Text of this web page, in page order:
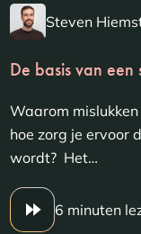
Steven
De basis van een
Waarom
hoe zorg je ervoor
wordt? Het…
6 minuten